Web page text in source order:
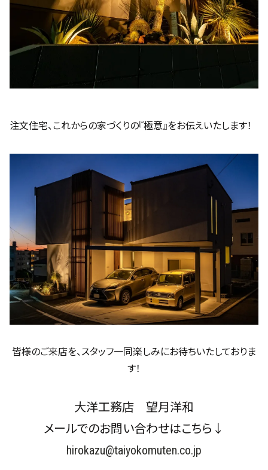
注文住宅、これからの家づくりの『極意』をお伝えいたします！
皆様のご来店を、スタッフ一同楽しみにお待ちいたしておりま
す！
大洋工務店 望月洋和
メールでのお問い合わせはこちら↓
hirokazu@taiyokomuten.co.jp